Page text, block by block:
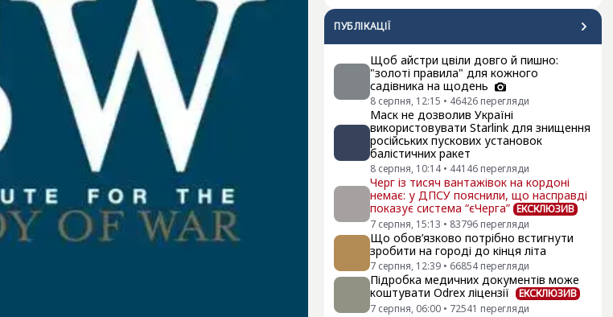
ПУБЛІКАЦІЇ
Щоб айстри цвіли довго й пишно:
"золоті правила" для кожного
садівника на щодень
8 серпня, 12:15 • 46426 перегляди
Маск не дозволив Україні
використовувати Starlink для знищення
російських пускових установок
балістичних ракет
8 серпня, 10:14 • 44146 перегляди
Черг із тисяч вантажівок на кордоні
немає: у ДПСУ пояснили, що насправді
показує система “єЧерга” ЕКСКЛЮЗИВ
7 серпня, 15:13 • 83796 перегляди
Що обов’язково потрібно встигнути
зробити на городі до кінця літа
7 серпня, 12:39 • 66854 перегляди
Підробка медичних документів може
коштувати Odrex ліцензії
ЕКСКЛЮЗИВ
7 серпня, 06:00 • 72541 перегляди